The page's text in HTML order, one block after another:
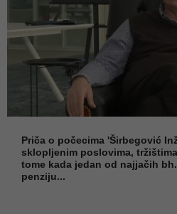
Priča o počecima 'Širbegović
sklopljenim poslovima,
tome kada jedan od najjačih
penziju...